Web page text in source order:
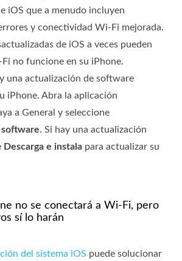
iOS que a menudo incluyen
y conectividad Wi-Fi mejorada.
de iOS a veces pueden
no funcione en su iPhone.
una actualización de software
iPhone. Abra la aplicación
a General y seleccione
. Si hay una actualización
Descarga e instala para actualizar su
no se conectará a Wi-Fi, pero
sí lo harán
del sistema iOS puede solucionar